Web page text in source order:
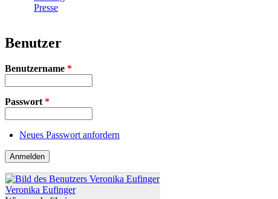
Presse
Benutzer
Benutzername *
Passwort *
Neues Passwort anfordern
Veronika Eufinger